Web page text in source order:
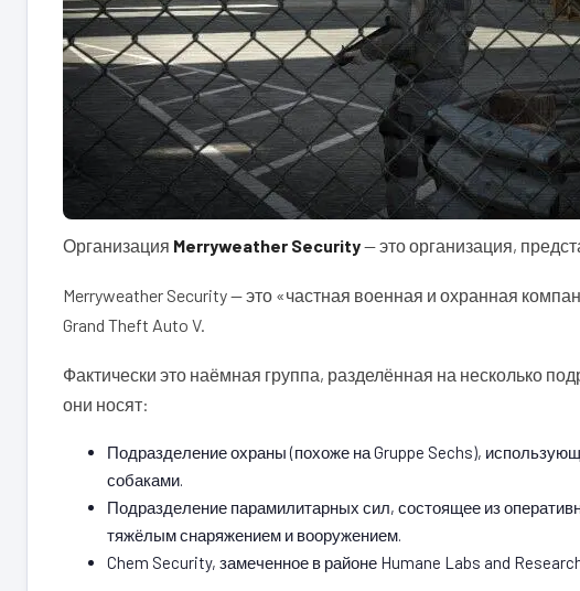
Организация Merryweather Security— это организация,
Merryweather Security — это «частная военная и охранная
Grand Theft Auto V.
Фактически это наёмная группа, разделённая на несколько
они носят:
Подразделение охраны (похоже на Gruppe Sechs),
собаками.
Подразделение парамилитарных сил, состоящее из
тяжёлым снаряжением и вооружением.
Chem Security, замеченное в районе Humane Labs and